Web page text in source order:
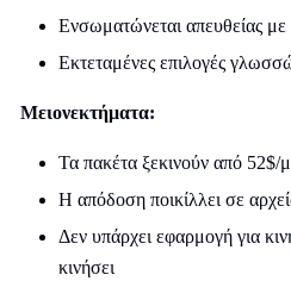
Ενσωματώνεται απευθείας
Εκτεταμένες επιλογές
Μειονεκτήματα:
Τα πακέτα ξεκινούν από 52$/
Η απόδοση ποικίλλει σε
Δεν υπάρχει εφαρμογή για
κινήσει